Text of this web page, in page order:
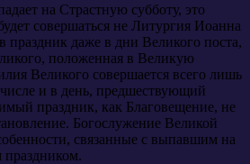
на Страстную субботу, это
совершаться не Литургия Иоанна
праздник даже в дни Великого поста,
положенная в Великую
Великого совершается всего лишь
числе и в день, предшествующий
праздник, как Благовещение, не
Богослужение Великой
связанные с выпавшим на
праздником.